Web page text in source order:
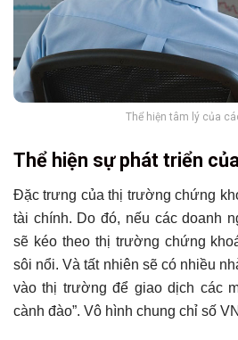
Thể hiện tâm lý của
Thể hiện sự phát triển
Đặc trưng của thị trường chứng
tài chính. Do đó, nếu các doanh
sẽ kéo theo thị trường chứng
sôi nổi. Và tất nhiên sẽ có nhiều
vào thị trường để giao dịch các
cành đào”. Vô hình chung chỉ số